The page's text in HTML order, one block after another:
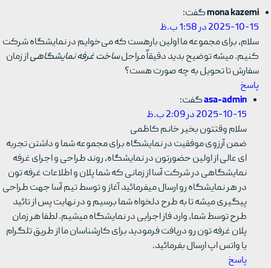
mona kazemiگفت:
2025-10-15 در 1:58 ب.ظ
سلام، برای مجموعه ما اولین بارهست که می‌خوایم در نمایشگاه شرکت
کنیم. میشه توضیح بدید دقیقاً مراحلساخت غرفه نمایشگاهیاز زمان
سفارش تا تحویل به چه صورت هست؟
پاسخ
asa-adminگفت:
2025-10-15 در 2:09 ب.ظ
سلام وقتتون بخیر خانم کاظمی
ضمن آرزوی موفقیت در نمایشگاه برای مجموعه شما و داشتن تجربه
ای عالی از اولین حضورتون در نمایشگاه، روند طراحی و اجرای غرفه
نمایشگاهی در شرکت آسا از زمانی که شما پلان و اطلاعات غرفه تون
در هر نمایشگاه رو ارسال میفرمائید آغاز و توسط تیم آسا جهت طراحی
پیگیری میشه تا به طرح دلخواه شما برسیم و در نهایت پس از تائید
طرح توسط شما، وارد فاز اجرایی در نمایشگاه میشیم. لطفا هر زمان
پلان غرفه تون رو دریافت فرمودید برای کارشناسان ما از طریق تلگرام
یا واتس اپ ارسال بفرمائید.
پاسخ